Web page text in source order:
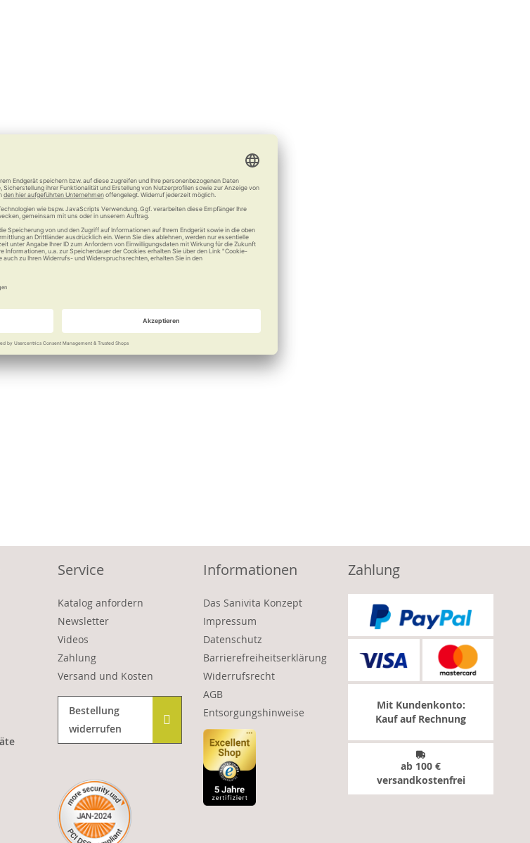
Service
Katalog anfordern
Newsletter
Videos
Zahlung
Versand und Kosten
Bestellung
widerrufen
Informationen
Das Sanivita Konzept
Impressum
Datenschutz
Barrierefreiheitserklärung
Widerrufsrecht
AGB
Entsorgungshinweise
Zahlung
Mit Kundenkonto:
Kauf auf Rechnung
ab 100 €
versandkostenfrei